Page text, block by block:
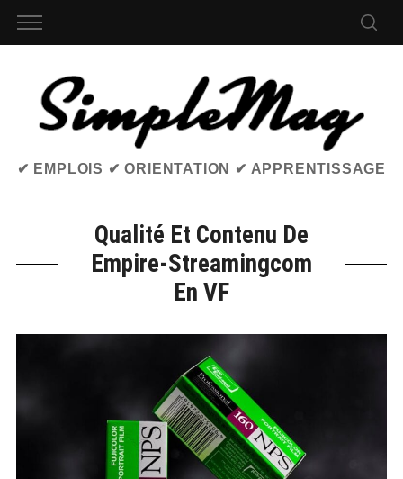
✔ EMPLOIS ✔ ORIENTATION ✔ APPRENTISSAGE
Qualité Et Contenu De
Empire-Streamingcom
En VF